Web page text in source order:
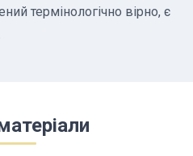
термінологічно вірно, є